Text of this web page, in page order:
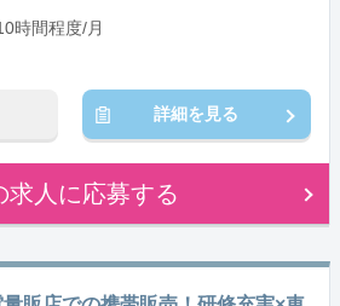
時間程度/月
詳細を見る
求人に応募する